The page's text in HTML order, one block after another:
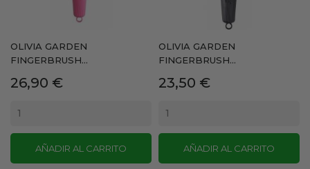
OLIVIA GARDEN
FINGERBRUSH...
Precio
26,90 €
AÑADIR AL CARRITO
OLIVIA GARDEN
FINGERBRUSH...
Precio
23,50 €
AÑADIR AL CARRITO